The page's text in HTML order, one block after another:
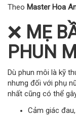
Theo Master Hoa
❌ MẸ
PHUN
Dù phun môi là kỹ
nhưng đối với phụ
nhất cũng có thể
Cảm giác